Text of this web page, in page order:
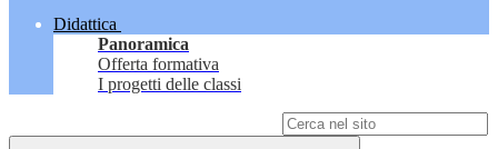
Didattica
Panoramica
Offerta formativa
I progetti delle classi